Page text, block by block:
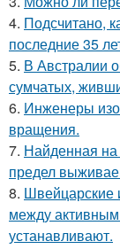
4. Подсчитано,
последние 35
5. В Австралии
сумчатых,
6. Инженеры
вращения.
7. Найденная
предел
8. Швейцарские
между
устанавливают.